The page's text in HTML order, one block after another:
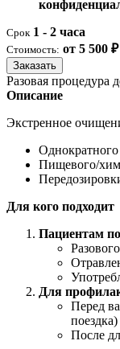
Срок 1 - 2 часа
Стоимость: от 5 500 ₽
Заказать
Разовая процедура
Описание
Экстренное
Однократного
Пищевого/
Для кого подходит
Пациентам
Для
Перед
поездка)
После